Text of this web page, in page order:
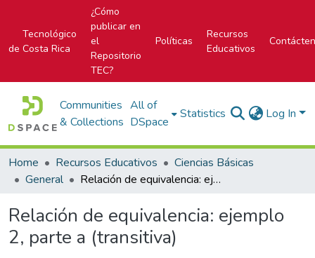
Tecnológico
de Costa Rica
¿Cómo
publicar en
el
Repositorio
TEC?
Políticas
Recursos
Educativos
Communities
& Collections
All of
DSpace
Statistics Log In
Home Recursos Educativos
Ciencias Básicas
General
Relación de equivalencia: ejemplo 2, parte a (transitiva)
Relación de equivalencia: ejemplo
2, parte a (transitiva)